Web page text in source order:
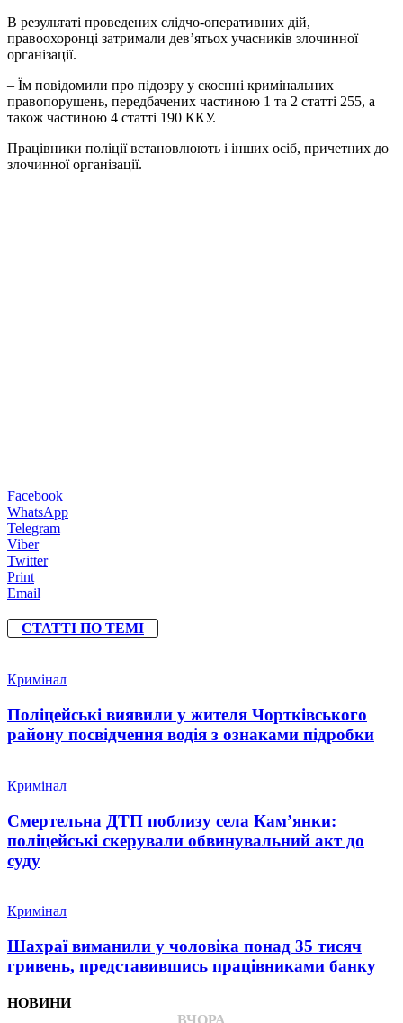
В результаті проведених слідчо-оперативних дій,
правоохоронці затримали дев’ятьох учасників злочинної
організації.
– Їм повідомили про підозру у скоєнні кримінальних
правопорушень, передбачених частиною 1 та 2 статті 255, а
також частиною 4 статті 190 ККУ.
Працівники поліції встановлюють і інших осіб, причетних до
злочинної організації.
Facebook
WhatsApp
Telegram
Viber
Twitter
Print
Email
СТАТТІ ПО ТЕМІ
Кримінал
Поліцейські виявили у жителя Чортківського
району посвідчення водія з ознаками підробки
Кримінал
Смертельна ДТП поблизу села Кам’янки:
поліцейські скерували обвинувальний акт до
суду
Кримінал
Шахраї виманили у чоловіка понад 35 тисяч
гривень, представившись працівниками банку
НОВИНИ